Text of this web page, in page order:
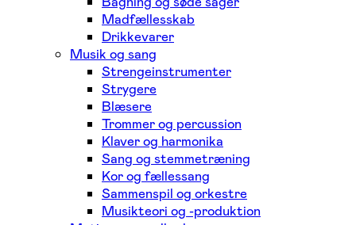
Madfællesskab
Drikkevarer
Musik og sang
Strengeinstrumenter
Strygere
Blæsere
Trommer og percussion
Klaver og harmonika
Sang og stemmetræning
Kor og fællessang
Sammenspil og orkestre
Musikteori og -produktion